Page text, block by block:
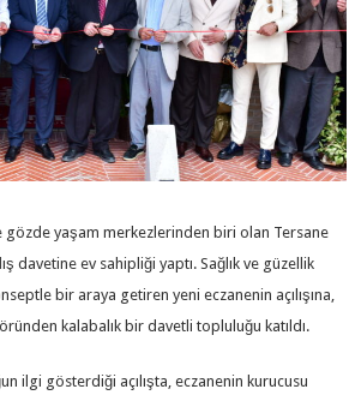
gözde yaşam merkezlerinden biri olan Tersane
davetine ev sahipliği yaptı. Sağlık ve güzellik
bir araya getiren yeni eczanenin açılışına,
kalabalık bir davetli topluluğu katıldı.
ilgi gösterdiği açılışta, eczanenin kurucusu